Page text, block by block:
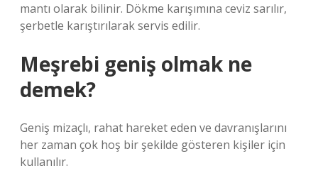
mantı olarak bilinir. Dökme karışımına ceviz sarılır,
şerbetle karıştırılarak servis edilir.
Meşrebi geniş olmak ne
demek?
Geniş mizaçlı, rahat hareket eden ve davranışlarını
her zaman çok hoş bir şekilde gösteren kişiler için
kullanılır.